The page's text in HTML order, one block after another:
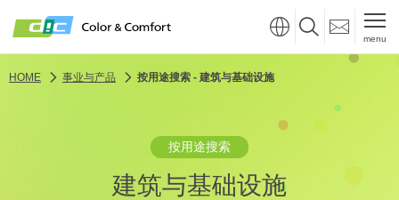
menu
HOME 事业与产品 按用途搜索 - 建筑与基础设施
按用途搜索
建筑与基础设施